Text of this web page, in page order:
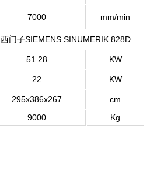
7000 mm/min
西门子SIEMENS SINUMERIK 828D
51.28 KW
22 KW
295x386x267
cm
9000 Kg